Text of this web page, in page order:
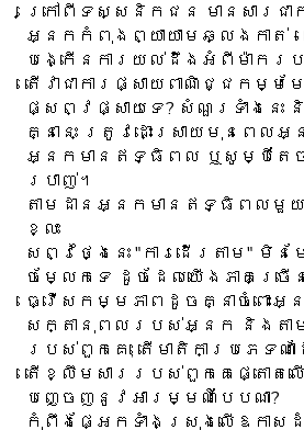
ក្រៅពីទស្សនិកជន មានសារជា
អ្នកកំពុងព្យាយាមឆ្លងកាត់
បង្កើនការយល់ដឹងអំពីម៉ាករ
តើវាជាការផ្សាយពាណិជ្ជកម្មមែន
ផ្សព្វផ្សាយទេ? សំណួរទាំងនេ
គ្នានេះ ត្រូវដោះស្រាយមុនពេ
អ្នកមានឥទ្ធិពល ឬសូម្បីតែច
របាញ់។
តាមដានអ្នកមានឥទ្ធិពលមួ
ខ្លះ
សព្វថ្ងៃនេះ "ការដើរតាម" មិន
ចម្លែកទេ ដូចដែលយើងភាគច្រើ
ធ្វើសកម្មភាពដូចគ្នាចំពោះ
សក្តានុពលរបស់អ្នក និងតា
របស់ពួកគេ; តើមាតិកាប្រភេទណ
តើខ្លឹមសាររបស់ពួកគេផ្តោតលើ
បញ្ចេញ​នូវ​អារម្មណ៍​បែប​ណា?
កុំពឹងផ្អែកទាំងស្រុងលើឱកាស